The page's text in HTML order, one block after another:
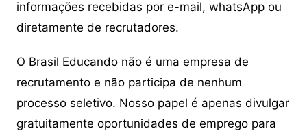
informações recebidas por e-mail, whatsApp ou
diretamente de recrutadores.
O Brasil Educando não é uma empresa de
recrutamento e não participa de nenhum
processo seletivo. Nosso papel é apenas divulgar
gratuitamente oportunidades de emprego para